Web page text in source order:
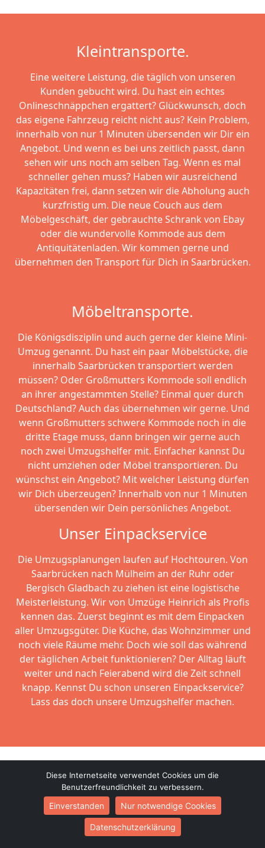
Kleintransporte.
Eine weitere Leistung, die täglich von unseren
Kunden gebucht wird. Du hast ein echtes
Onlineschnäppchen ergattert? Glückwunsch, doch
das eigene Fahrzeug reicht nicht aus? Kein Problem,
innerhalb von nur 1 Minuten übersenden wir Dir ein
Angebot. Und wenn es bei uns zeitlich passt, dann
sehen wir uns noch am selben Tag. Wenn es mal
schneller gehen muss? Haben wir ausreichend
Kapazitäten frei, dann setzen wir die Abholung auch
kurzfristig um. Die neue Couch aus dem
Möbelgeschäft, der gebrauchte Schrank von Ebay
oder die wundervolle Kommode aus dem
Antiquitätenladen. Wir kommen gerne und
übernehmen den Transport für Dich in Saarbrücken.
Möbeltransporte.
Die Königsdisziplin und auch gerne der kleine Mini-
Umzug genannt. Du hast ein paar Möbelstücke, die
innerhalb Saarbrücken transportiert werden
müssen? Oder Großmutters Kommode soll endlich
an ihrer angestammten Stelle? Einmal quer durch
Deutschland? Auch das übernehmen wir gerne. Und
wenn Großmutters schwere Kommode noch in die
dritte Etage muss, dann bringen wir gerne auch
noch zwei Umzugshelfer mit. Einfacher kannst Du
nicht umziehen oder Möbel transportieren. Du
wünschst ein Angebot? Mit welcher Leistung dürfen
wir Dich überzeugen? Innerhalb von nur 1 Minuten
übersenden wir Dein persönliches Angebot.
Unser Einpackservice
Die Umzugsplanungen laufen auf Hochtouren. Von
Saarbrücken nach Mülheim an der Ruhr oder
Bergisch Gladbach zu ziehen ist eine logistische
Meisterleistung. Wir von Umzüge Heinrich als Profis
kennen das. Zuerst beginnt es mit dem Einpacken
aller Umzugsgüter. Die Küche, das Wohnzimmer und
noch viele Räume mehr. Doch wie soll das während
der täglichen Arbeit funktionieren? Der Alltag läuft
weiter und nach Feierabend wird die Zeit schnell
knapp. Kennst Du schon unseren Einpackservice?
Lass das doch unsere Umzugshelfer machen.
Unser Leistungsangebot hat sich im Laufe der
letzten 13 Jahre entwickelt. Unter der Bezeichnung
Haushaltsauflösung in Saarbrücken verstehen wir
mehr, als nur Kisten schleppen. Kennst Du schon
Full-Service?Hier übernehmen wir im
Diese Internetseite verwendet Cookies um die
Benutzerfreundlichkeit zu verbessern.
Einverstanden Nur notwendige Cookies
Datenschutzerklärung